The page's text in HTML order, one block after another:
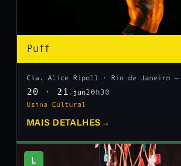
Puff
Cia. Alice Ripoll · Rio de Janeiro —
20 · 21 .jun20h30
Usina Cultural
MAIS DETALHES →
L